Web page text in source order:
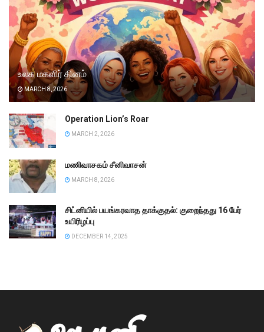
உலக மகளிர் தினம்
MARCH 8, 2026
Operation Lion’s Roar
MARCH 2, 2026
மணிவாசகம் சீனிவாசன்
MARCH 8, 2026
சிட்னியில் பயங்கரவாத தாக்குதல்: குறைந்தது 16 பேர்
உயிரிழப்பு
DECEMBER 14, 2025